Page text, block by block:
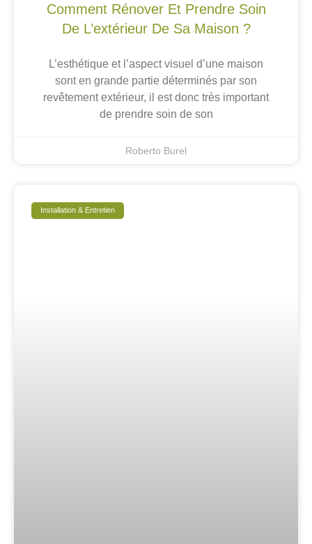
Comment Rénover Et Prendre Soin
De L’extérieur De Sa Maison ?
L’esthétique et l’aspect visuel d’une maison
sont en grande partie déterminés par son
revêtement extérieur, il est donc très important
de prendre soin de son
Roberto Burel
Installation & Entretien